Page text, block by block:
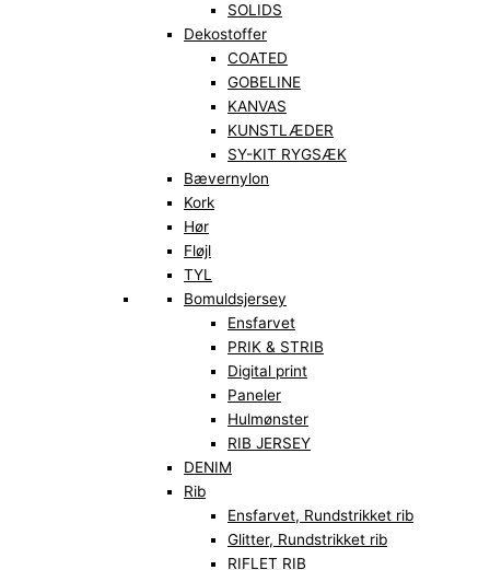
SOLIDS
Dekostoffer
COATED
GOBELINE
KANVAS
KUNSTLÆDER
SY-KIT RYGSÆK
Bævernylon
Kork
Hør
Fløjl
TYL
Bomuldsjersey
Ensfarvet
PRIK & STRIB
Digital print
Paneler
Hulmønster
RIB JERSEY
DENIM
Rib
Ensfarvet, Rundstrikket rib
Glitter, Rundstrikket rib
RIFLET RIB